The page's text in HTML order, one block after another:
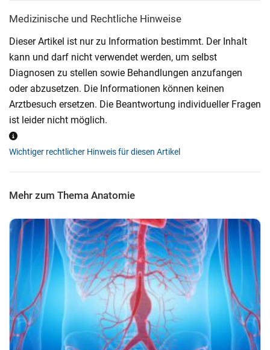
Medizinische und Rechtliche Hinweise
Dieser Artikel ist nur zu Information bestimmt. Der Inhalt
kann und darf nicht verwendet werden, um selbst
Diagnosen zu stellen sowie Behandlungen anzufangen
oder abzusetzen. Die Informationen können keinen
Arztbesuch ersetzen. Die Beantwortung individueller Fragen
ist leider nicht möglich.
Wichtiger rechtlicher Hinweis für diesen Artikel
Mehr zum Thema Anatomie